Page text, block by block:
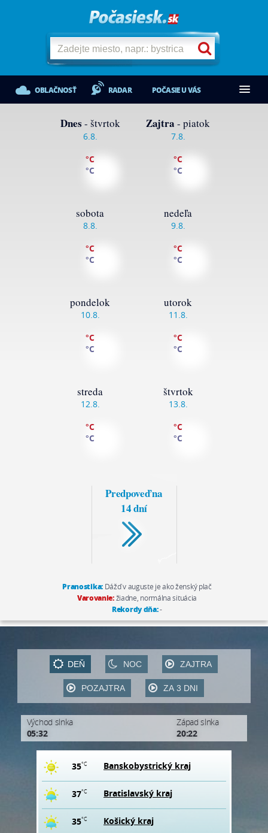
OBLAČNOSŤ RADAR POČASIE U VÁS
Dnes - štvrtok
6.8.
°C
°C
Zajtra - piatok
7.8.
°C
°C
sobota
8.8.
°C
°C
nedeľa
9.8.
°C
°C
pondelok
10.8.
°C
°C
utorok
11.8.
°C
°C
streda
12.8.
°C
°C
štvrtok
13.8.
°C
°C
Predpoveď na
14 dní
Pranostika: Dážď v auguste je ako ženský plač
Varovanie:žiadne, normálna situácia
Rekordy dňa:-
DEŇ NOC ZAJTRA
POZAJTRA ZA 3 DNI
Východ slnka
05:32
Západ slnka
20:22
35°C Banskobystrický kraj
37°C Bratislavský kraj
35°C Košický kraj